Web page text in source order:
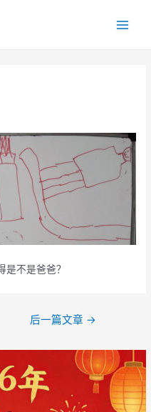
不是爸爸？
后一篇文章 →